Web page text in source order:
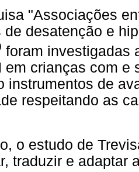
"Associações
de desatenção e
foram investigadas
em crianças com e
instrumentos de
respeitando as
o estudo de
traduzir e adaptar